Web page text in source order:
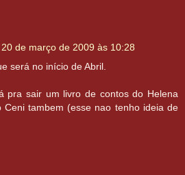
20 de março de 2009 às 10:28
será no início de Abril.
pra sair um livro de contos do Helena
Ceni tambem (esse nao tenho ideia de